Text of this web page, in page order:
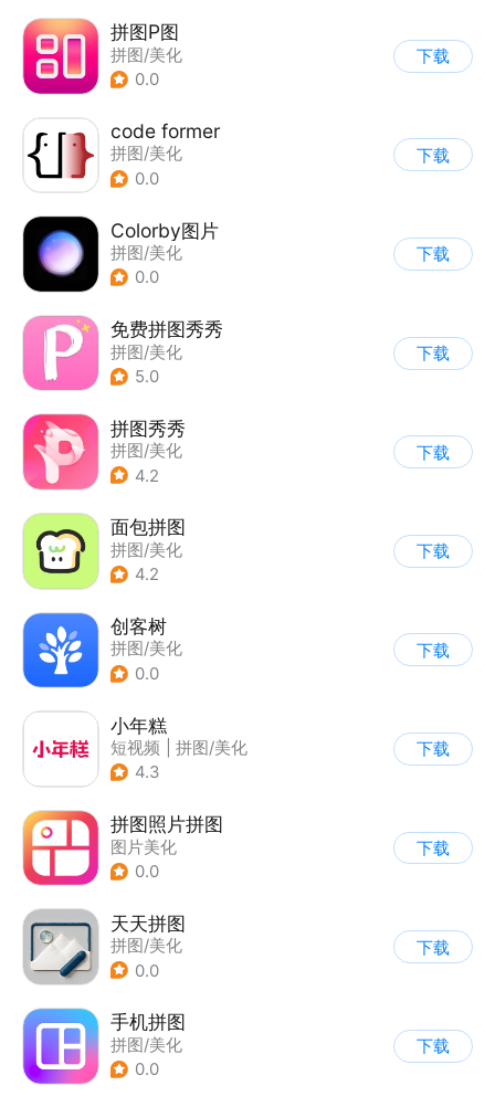
拼图P图
拼图/美化
0.0
下载
code former
拼图/美化
0.0
下载
Colorby图片
拼图/美化
0.0
下载
免费拼图秀秀
拼图/美化
5.0
下载
拼图秀秀
拼图/美化
4.2
下载
面包拼图
拼图/美化
4.2
下载
创客树
拼图/美化
0.0
下载
小年糕
短视频
拼图/美化
4.3
下载
拼图照片拼图
图片美化
0.0
下载
天天拼图
拼图/美化
0.0
下载
手机拼图
拼图/美化
0.0
下载